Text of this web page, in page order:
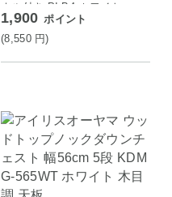
ネル付き PI-B4 ホワイト
1,900 ポイント
(8,550 円)